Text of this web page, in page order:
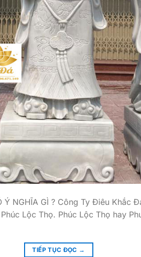
Ý NGHĨA GÌ ? Công Ty Điêu Khắc
Lộc Thọ. Phúc Lộc Thọ hay
TIẾP TỤC ĐỌC →